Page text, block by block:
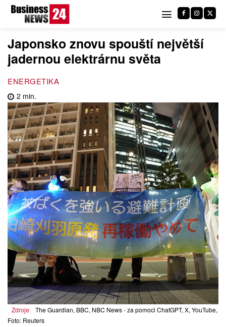
Japonsko znovu spouští největší
jadernou elektrárnu světa
ENERGETIKA
2 min.
Zdroje: The Guardian, BBC, NBC News - za pomoci ChatGPT, X, YouTube,
Foto: Reuters